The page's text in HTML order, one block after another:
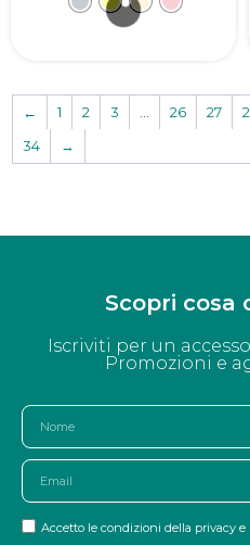
← 1 2 3 … 26 27
34
→
Scopri cosa
Iscriviti per un
Promozioni e
Accetto le condizioni della privacy